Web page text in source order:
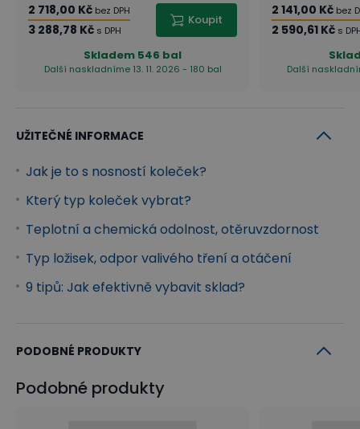
2 718,00 Kč bez DPH
3 288,78 Kč s DPH
Koupit
Skladem 546 bal
Další naskladníme 13. 11. 2026 - 180 bal
2 141,00 Kč bez
2 590,61 Kč s
Další
UŽITEČNÉ INFORMACE
Jak je to s nosností koleček?
Který typ koleček vybrat?
Teplotní a chemická odolnost, otěruvzdornost
Typ ložisek, odpor valivého tření a otáčení
9 tipů: Jak efektivně vybavit sklad?
PODOBNÉ PRODUKTY
Podobné produkty